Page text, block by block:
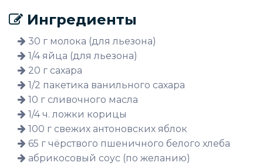
Ингредиенты
30 г молока (для льезона)
1/4 яйца (для льезона)
20 г сахара
1/2 пакетика ванильного сахара
10 г сливочного масла
1/4 ч. ложки корицы
100 г свежих антоновских яблок
65 г чёрствого пшеничного белого хлеба
абрикосовый соус (по желанию)